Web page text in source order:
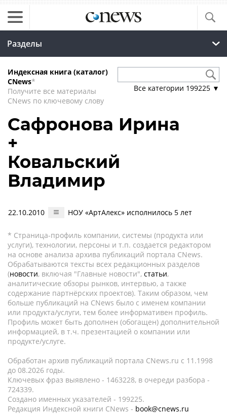
Разделы
Индексная книга (каталог)
CNews*
Получите все материалы
CNews по ключевому слову
Все категории 199225 ▼
Сафронова Ирина
+
Ковальский
Владимир
22.10.2010 НОУ «АртАлекс» исполнилось 5 лет
* Страница-профиль компании, системы (продукта или
услуги), технологии, персоны и т.п. создается редактором
на основе анализа архива публикаций портала CNews.
Обрабатываются тексты всех редакционных разделов
(новости, включая "Главные новости", статьи,
аналитические обзоры рынков, интервью, а также
содержание партнёрских проектов). Таким образом, чем
больше публикаций на CNews было с именем компании
или продукта/услуги, тем более информативен профиль.
Профиль может быть дополнен (обогащен) дополнительной
информацией, в т.ч. презентацией о компании или
продукте/услуге.
Обработан архив публикаций портала CNews.ru c 11.1998
до 08.2026 годы.
Ключевых фраз выявлено - 1463228, в очереди разбора -
724339.
Создано именных указателей - 199225.
Редакция Индексной книги CNews - book@cnews.ru